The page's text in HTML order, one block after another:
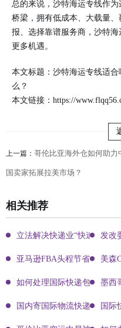
总的来说，沙特海运专线作
桥梁，拥有低成本、大载量
报、选择靠谱服务商，沙特
更多机遇。
本文标题：沙特海运专线适
么？
本文链接： https://
上一篇： 哥伦比亚海外仓如何助力
国卖家拓展拉美市场？
相关推荐
立法解决快递业“快速成长的
发改
亚马逊FBA头程节省运费鲜
美森
如何处理国际快递包裹的损
墨西
国内寄国际物流快递价格怎
国际